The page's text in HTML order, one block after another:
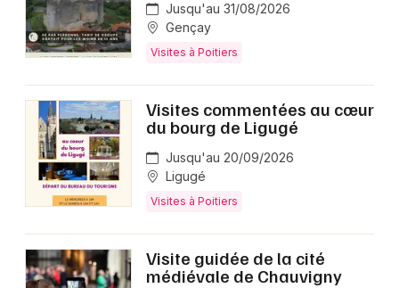
Jusqu'au 31/08/2026
Gençay
Visites à Poitiers
Visites commentées au cœur
du bourg de Ligugé
Jusqu'au 20/09/2026
Ligugé
Visites à Poitiers
Visite guidée de la cité
médiévale de Chauvigny